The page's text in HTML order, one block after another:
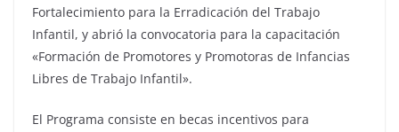
Fortalecimiento para la Erradicación del Trabajo
Infantil, y abrió la convocatoria para la capacitación
«Formación de Promotores y Promotoras de Infancias
Libres de Trabajo Infantil».
El Programa consiste en becas incentivos para